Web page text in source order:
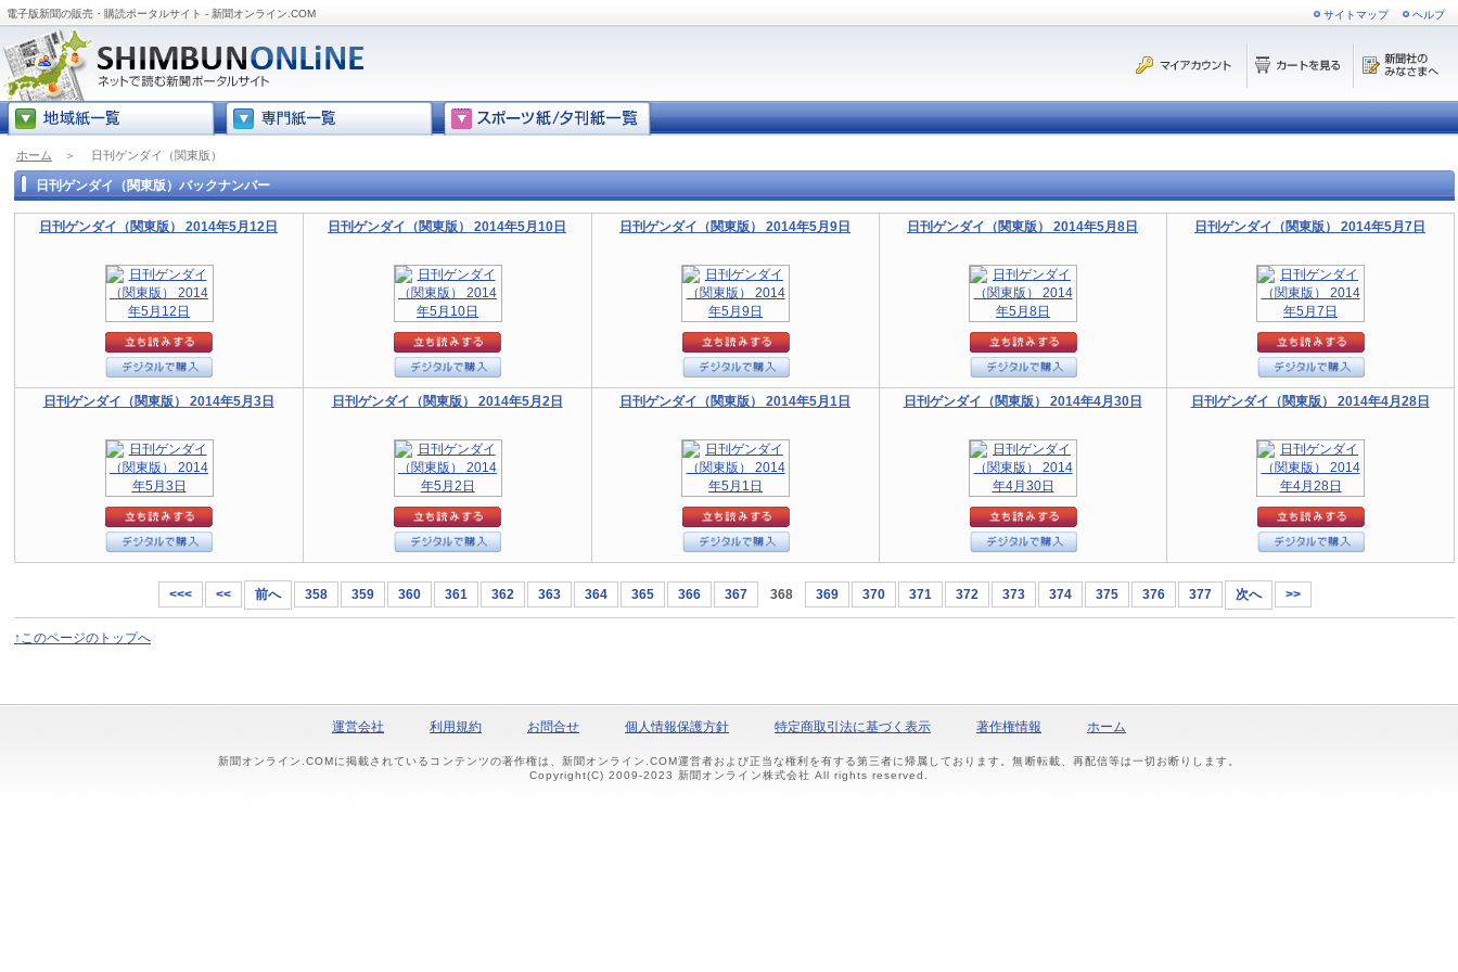
電子版新聞の販売・購読ポータルサイト - 新聞オンライン.COM サイトマップ ヘルプ
ホーム ＞ 日刊ゲンダイ（関東版）
日刊ゲンダイ（関東版）バックナンバー
日刊ゲンダイ（関東版） 2014年5月12日 日刊ゲンダイ（関東版） 2014年5月10日 日刊ゲンダイ（関東版） 2014年5月9日 日刊ゲンダイ（関東版） 2014年5月8日 日刊ゲンダイ（関東版） 2014年5月7日
日刊ゲンダイ（関東版） 2014年5月3日 日刊ゲンダイ（関東版） 2014年5月2日 日刊ゲンダイ（関東版） 2014年5月1日 日刊ゲンダイ（関東版） 2014年4月30日 日刊ゲンダイ（関東版） 2014年4月28日
<<< << 前へ 358 359 360 361 362 363 364 365 366 367 368 369 370 371 372 373 374 375 376 377 次へ >>
↑このページのトップへ
運営会社 利用規約 お問合せ 個人情報保護方針 特定商取引法に基づく表示 著作権情報 ホーム
新聞オンライン.COMに掲載されているコンテンツの著作権は、新聞オンライン.COM運営者および正当な権利を有する第三者に帰属しております。無断転載、再配信等は一切お断りします。
Copyright(C) 2009-2023 新聞オンライン株式会社 All rights reserved.